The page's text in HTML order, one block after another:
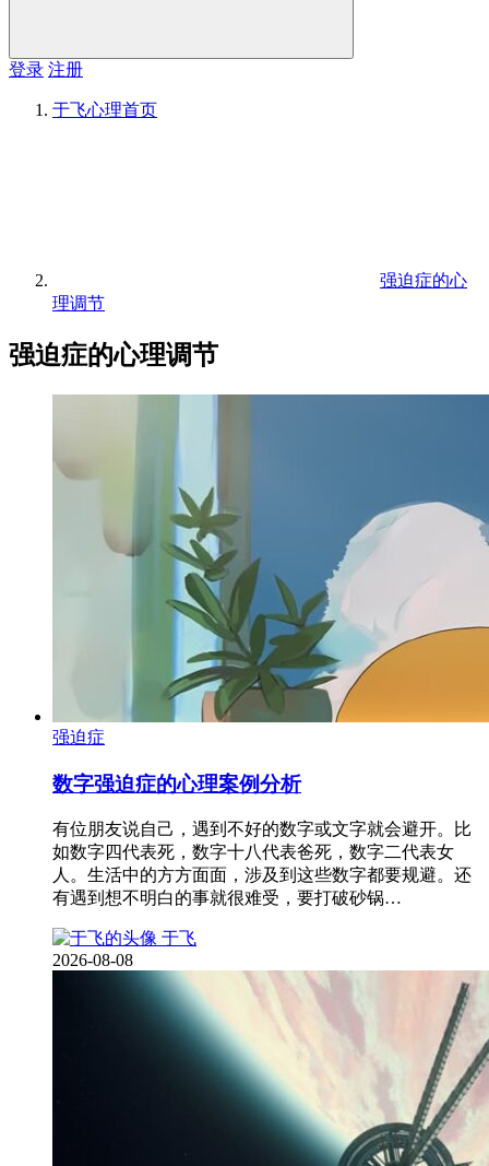
登录 注册
于飞心理首页
强迫症的心
理调节
强迫症的心理调节
强迫症
数字强迫症的心理案例分析
有位朋友说自己，遇到不好的数字或文字就会避开。比
如数字四代表死，数字十八代表爸死，数字二代表女
人。生活中的方方面面，涉及到这些数字都要规避。还
有遇到想不明白的事就很难受，要打破砂锅…
于飞
2026-08-08